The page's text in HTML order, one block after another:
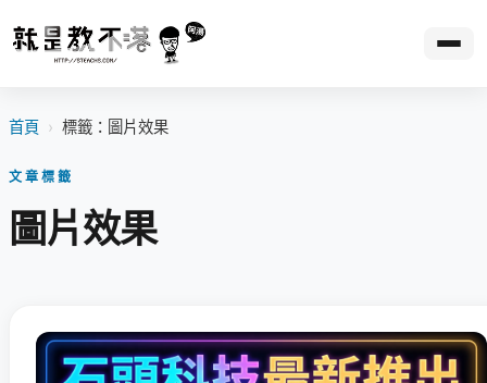
首頁 › 標籤：圖片效果
文章標籤
圖片效果